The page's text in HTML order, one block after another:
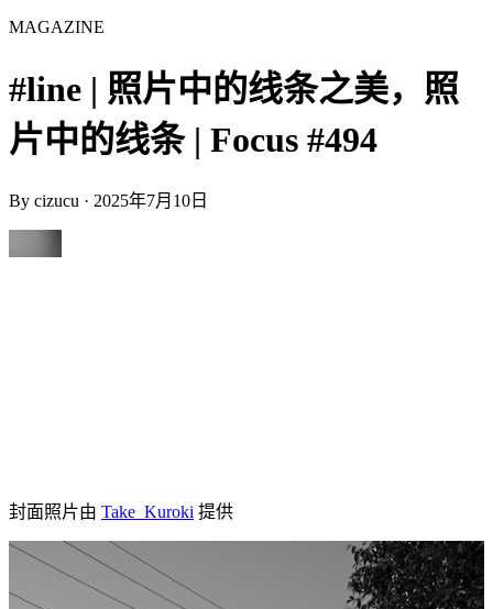
MAGAZINE
#line | 照片中的线条之美，照
片中的线条 | Focus #494
By cizucu · 2025年7月10日
封面照片由 Take_Kuroki 提供